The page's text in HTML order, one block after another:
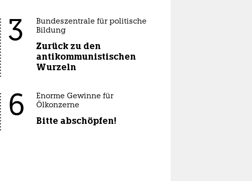
3
Bundeszentrale für politische
Bildung
Zurück zu den
antikommunistischen
Wurzeln
6
Enorme Gewinne für
Ölkonzerne
Bitte abschöpfen!